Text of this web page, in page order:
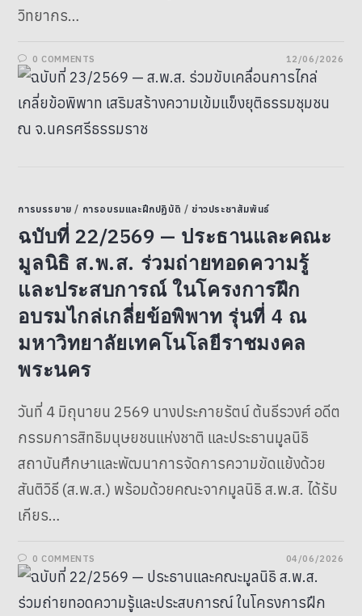
วิทยากร…
0 COMMENTS 12/06/2026
การบรรยาย / การอบรมและฝึกปฏิบัติ / ข่าวประชาสัมพันธ์
ฉบับที่ 22/2569 — ประธานและคณะ
มูลนิธิ ส.พ.ส. ร่วมถ่ายทอดความรู้
และประสบการณ์ ในโครงการฝึก
อบรมไกล่เกลี่ยข้อพิพาท รุ่นที่ 4 ณ
มหาวิทยาลัยเทคโนโลยีราชมงคล
พระนคร
วันที่ 4 มิถุนายน 2569 นางประกายรัตน์ ต้นธีรวงศ์ อดีต
กรรมการสิทธิมนุษยชนแห่งชาติ และประธานมูลนิธิ
สถาบันศึกษาและพัฒนาการจัดการความขัดแย้งด้วย
สันติวิธี (ส.พ.ส.) พร้อมด้วยคณะจากมูลนิธิ ส.พ.ส. ได้รับ
เกียร…
0 COMMENTS 04/06/2026